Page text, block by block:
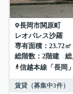
長岡市関原町
レオパレス沙羅
専有面積
23.72
総階数
2階建
信越本線 「 長岡
賃貸（募集中3件）